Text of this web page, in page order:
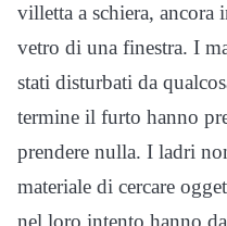
villetta a schiera,
vetro di una finestra. I
stati disturbati da
termine il furto hanno
prendere nulla. I ladri
materiale di cercare
nel loro intento hanno